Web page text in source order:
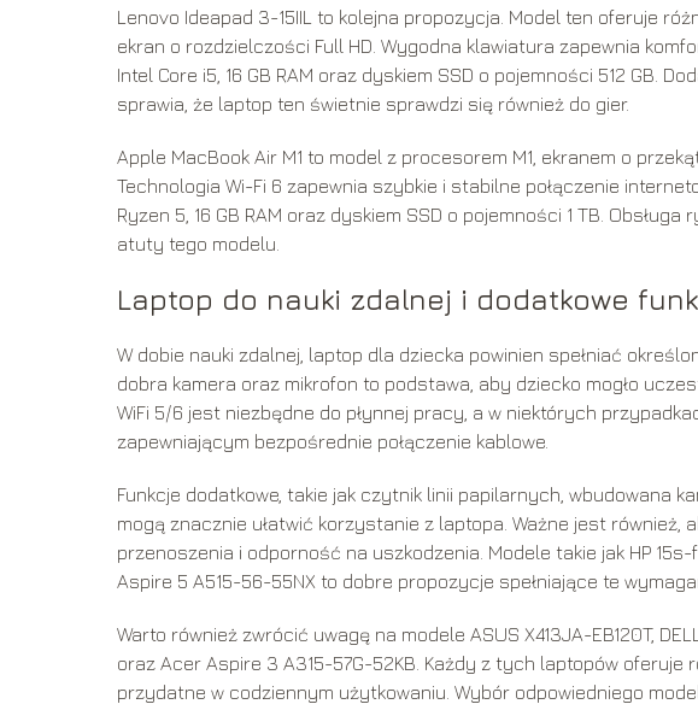
Lenovo Ideapad 3-15IIL to kolejna propozycja. Model ten oferuje
ekran o rozdzielczości Full HD. Wygodna klawiatura zapewnia
Intel Core i5, 16 GB RAM oraz dyskiem SSD o pojemności 512 GB.
sprawia, że laptop ten świetnie sprawdzi się również do gier.
Apple MacBook Air M1 to model z procesorem M1, ekranem o
Technologia Wi-Fi 6 zapewnia szybkie i stabilne połączenie
Ryzen 5, 16 GB RAM oraz dyskiem SSD o pojemności 1 TB.
atuty tego modelu.
Laptop do nauki zdalnej i dodatkowe
W dobie nauki zdalnej, laptop dla dziecka powinien spełniać
dobra kamera oraz mikrofon to podstawa, aby dziecko mogło
WiFi 5/6 jest niezbędne do płynnej pracy, a w niektórych
zapewniającym bezpośrednie połączenie kablowe.
Funkcje dodatkowe, takie jak czytnik linii papilarnych, wbudowana
mogą znacznie ułatwić korzystanie z laptopa. Ważne jest również,
przenoszenia i odporność na uszkodzenia. Modele takie jak HP
Aspire 5 A515-56-55NX to dobre propozycje spełniające te
Warto również zwrócić uwagę na modele ASUS X413JA-EB120T,
oraz Acer Aspire 3 A315-57G-52KB. Każdy z tych laptopów
przydatne w codziennym użytkowaniu. Wybór odpowiedniego